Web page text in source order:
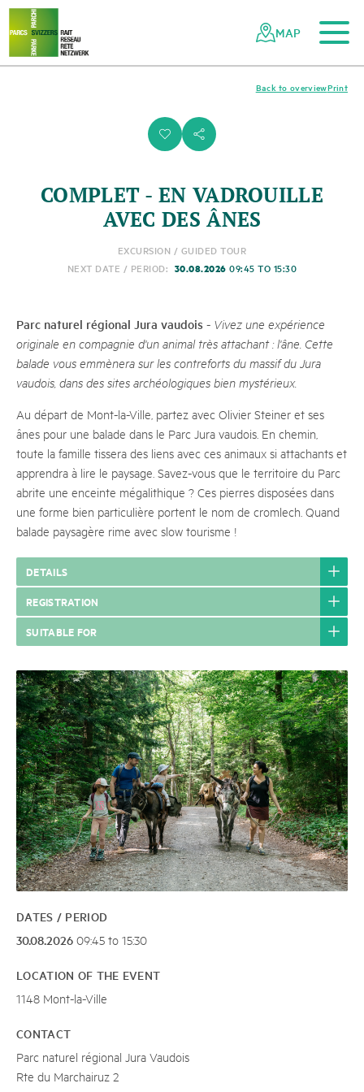
Navigating
the
Swiss
parks
Quick
navigation
To the main content
To the mobile navigation
To search
To the footer
To the sitemap
MAP
i s
Print
Back to overview
COMPLET - EN VADROUILLE
AVEC DES ÂNES
EXCURSION / GUIDED TOUR
NEXT DATE / PERIOD: 30.08.2026 09:45 TO 15:30
Parc naturel régional Jura vaudois - Vivez une expérience
originale en compagnie d'un animal très attachant : l'âne. Cette
balade vous emmènera sur les contreforts du massif du Jura
vaudois, dans des sites archéologiques bien mystérieux.
Au départ de Mont-la-Ville, partez avec Olivier Steiner et ses
ânes pour une balade dans le Parc Jura vaudois. En chemin,
toute la famille tissera des liens avec ces animaux si attachants et
apprendra à lire le paysage. Savez-vous que le territoire du Parc
abrite une enceinte mégalithique ? Ces pierres disposées dans
une forme bien particulière portent le nom de cromlech. Quand
balade paysagère rime avec slow tourisme !
DETAILS
REGISTRATION
SUITABLE FOR
DATES / PERIOD
30.08.2026 09:45 to 15:30
LOCATION OF THE EVENT
1148 Mont-la-Ville
CONTACT
Parc naturel régional Jura Vaudois
Rte du Marchairuz 2